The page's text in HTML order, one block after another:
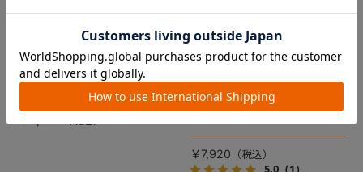
コムペット リバーシブルコン
裏面は接触冷感生地で暑い季
節も快適！ペットカートをお
しゃれに・かわいく・かっこ
DRAGON QUEST PETs コン
フォートクッション スライム
【コムペット ペットカート
用】
愛車の目印に！ふわふわ生地
あごのせクッション。
￥7,920